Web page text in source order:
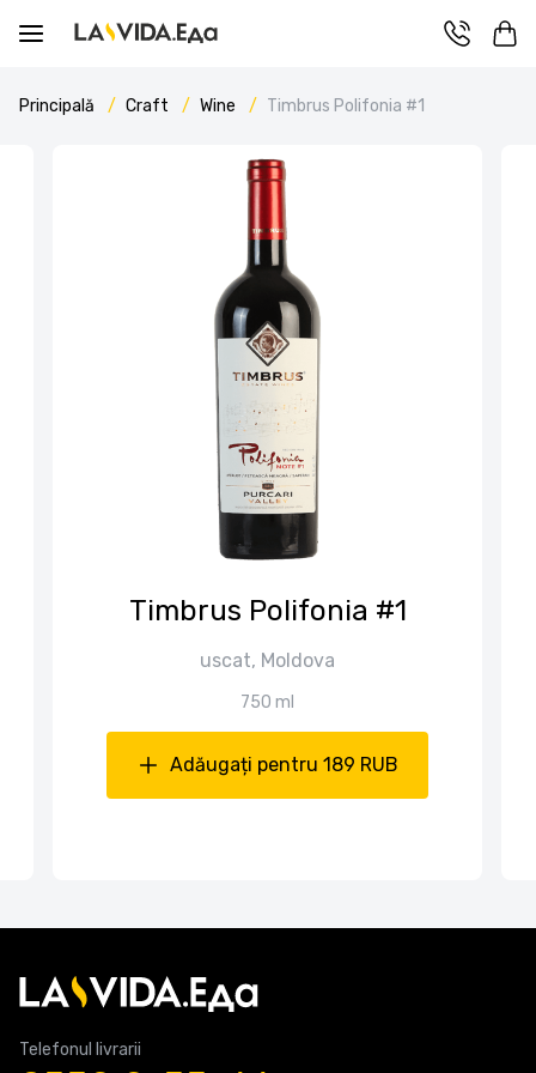
Principală Craft Wine Timbrus Polifonia #1
Timbrus Polifonia #1
uscat, Moldova
750 ml
Adăugați pentru 189 RUB
Telefonul livrarii